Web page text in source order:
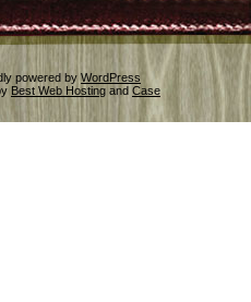
powered by WordPress
Best Web Hosting and Case